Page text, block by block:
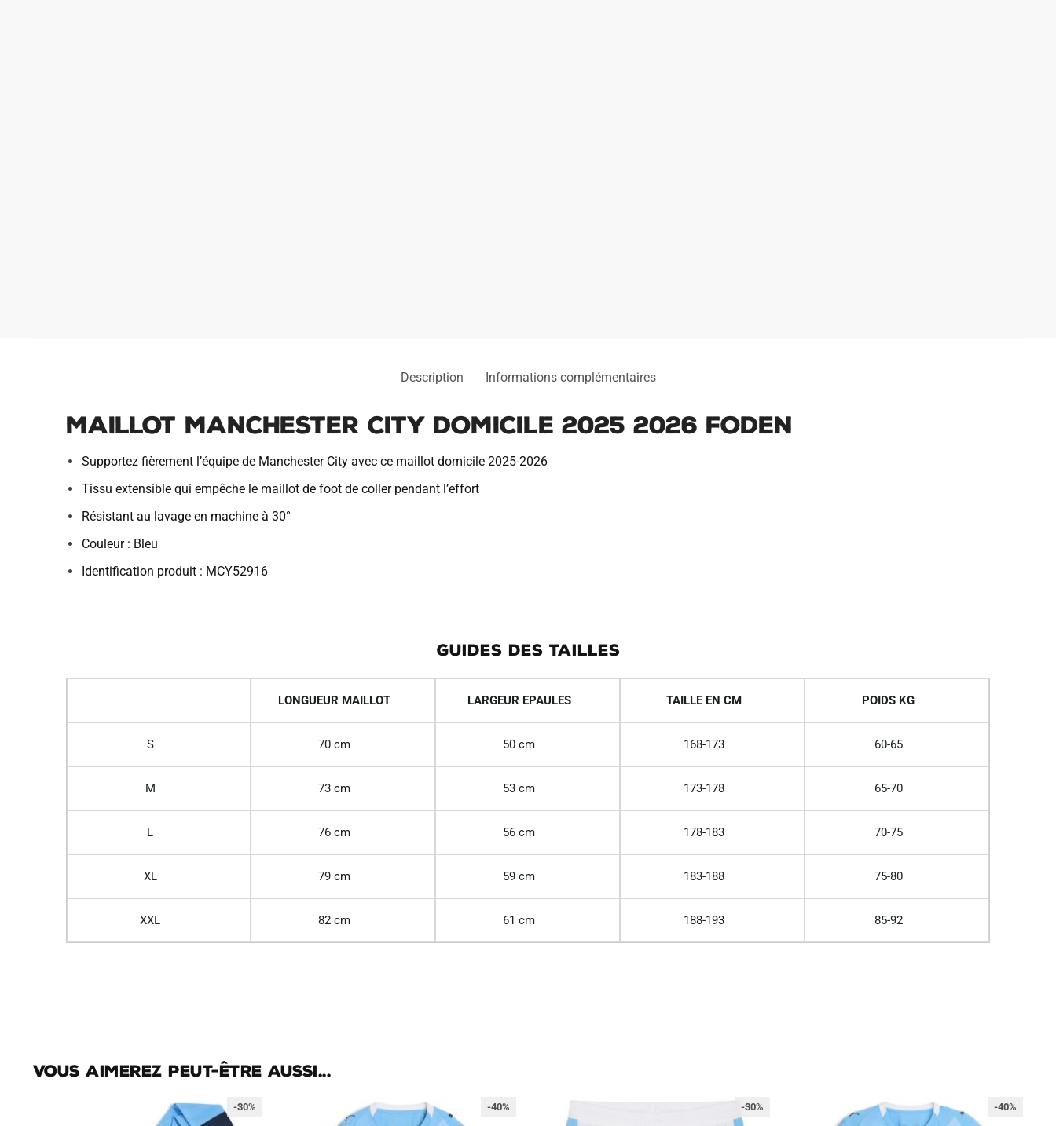
Description Informations complémentaires
Maillot Manchester City Domicile 2025 2026 Foden
Supportez fièrement l’équipe de Manchester City avec ce maillot domicile 2025-2026
Tissu extensible qui empêche le maillot de foot de coller pendant l’effort
Résistant au lavage en machine à 30°
Couleur : Bleu
Identification produit : MCY52916
GUIDES DES TAILLES
LONGUEUR MAILLOT LARGEUR EPAULES TAILLE EN CM POIDS KG
S 70 cm 50 cm 168-173 60-65
M 73 cm 53 cm 173-178 65-70
L 76 cm 56 cm 178-183 70-75
XL 79 cm 59 cm 183-188 75-80
XXL 82 cm 61 cm 188-193 85-92
Vous aimerez peut-être aussi...
-30% -40% -30% -40%